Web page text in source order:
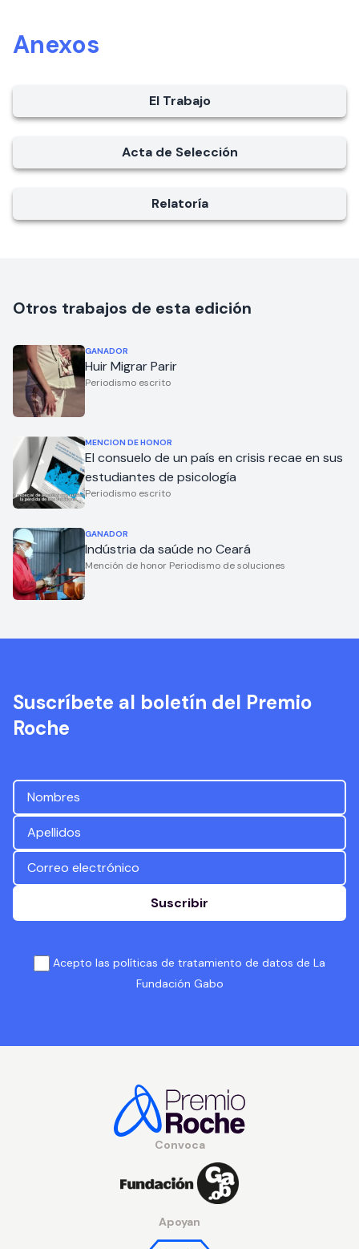
Anexos
El Trabajo
Acta de Selección
Relatoría
Otros trabajos de esta edición
GANADOR
Huir Migrar Parir
Periodismo escrito
MENCION DE HONOR
El consuelo de un país en crisis recae en sus
estudiantes de psicología
Periodismo escrito
GANADOR
Indústria da saúde no Ceará
Mención de honor Periodismo de soluciones
Suscríbete al boletín del Premio
Roche
Suscribir
Acepto las políticas de tratamiento de datos de La
Fundación Gabo
Convoca
Apoyan